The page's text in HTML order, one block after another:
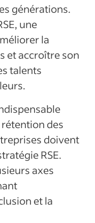
générations.
une
la
et accroître son
talents
des
doivent
RSE.
axes
et la